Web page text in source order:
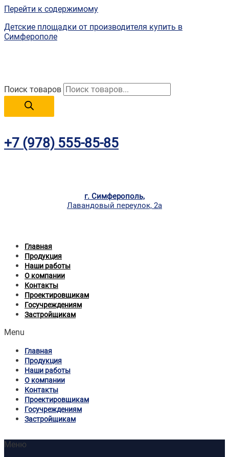
Перейти к содержимому
Детские площадки от производителя купить в
Симферополе
Поиск товаров
+7 (978) 555-85-85
г. Симферополь,
Лавандовый переулок, 2а
Главная
Продукция
Наши работы
О компании
Контакты
Проектировщикам
Госучреждениям
Застройщикам
Menu
Главная
Продукция
Наши работы
О компании
Контакты
Проектировщикам
Госучреждениям
Застройщикам
Меню